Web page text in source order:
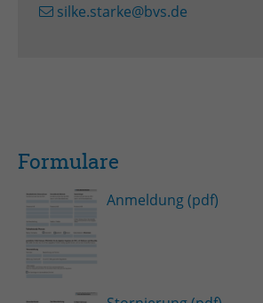
silke.starke@bvs.de
Formulare
Anmeldung (pdf)